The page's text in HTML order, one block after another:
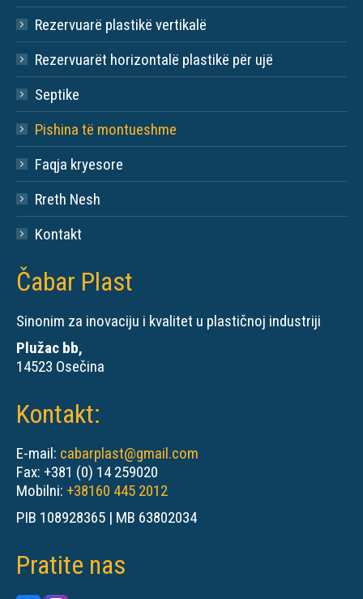
Rezervuarë plastikë vertikalë
Rezervuarët horizontalë plastikë për ujë
Septike
Pishina të montueshme
Faqja kryesore
Rreth Nesh
Kontakt
Čabar Plast
Sinonim za inovaciju i kvalitet u plastičnoj industriji
Plužac bb,
14523 Osečina
Kontakt:
E-mail: cabarplast@gmail.com
Fax: +381 (0) 14 259020
Mobilni: +38160 445 2012
PIB 108928365 | MB 63802034
Pratite nas